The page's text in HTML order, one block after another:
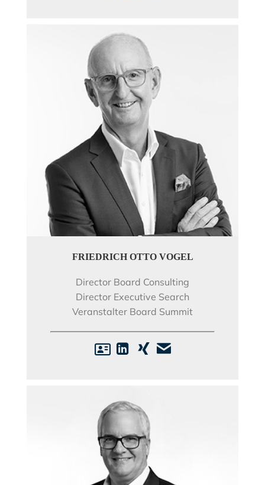
FRIEDRICH OTTO VOGEL
Director Board Consulting
Director Executive Search
Veranstalter Board Summit